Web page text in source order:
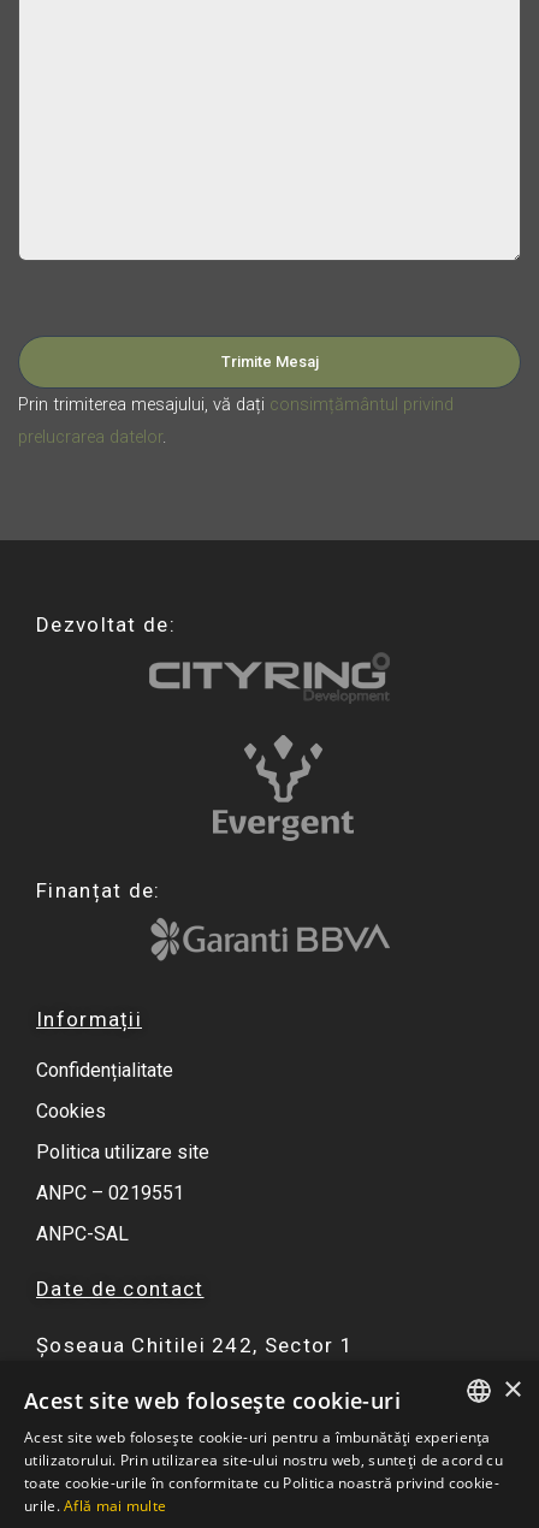
Prin trimiterea mesajului, vă dați consimțământul privind
prelucrarea datelor.
Dezvoltat de:
Finanțat de:
Informații
Confidențialitate
Cookies
Politica utilizare site
ANPC – 0219551
ANPC-SAL
Date de contact
Șoseaua Chitilei 242, Sector 1
F
a
c
e
b
I
n
s
t
a
Y
o
u
t
W
h
a
t
☏ 0751 299 402
ROMANIAN
ENGLISH
×
Acest site web folosește cookie-uri
Acest site web folosește cookie-uri pentru a îmbunătăți experiența
utilizatorului. Prin utilizarea site-ului nostru web, sunteți de acord cu
toate cookie-urile în conformitate cu Politica noastră privind cookie-
urile.Află mai multe